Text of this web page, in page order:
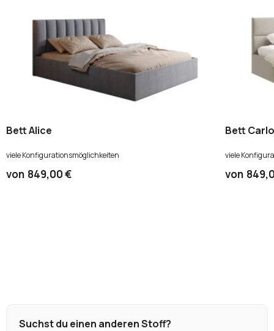
Bett Alice
viele Konfigurationsmöglichkeiten
von 849,00 €
Bett Carlo
viele
von
Suchst du einen anderen Stoff?